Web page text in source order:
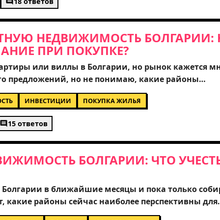
нужно понять, стоит ли сразу вкладывать
жилье, чтобы освоиться и оценить район
НЕДВИЖИМОСТЬ БОЛГАРИИ:
ПРИ ПОКУПКЕ?
или виллы в Болгарии, но рынок кажется
предложений, но не понимаю, какие районы
инвестиции. Подскажите, пожалуйста,
учесть при покупке, чтобы избежать проблем с
потенциал роста стоимости в Софии или
за советы опытных инвесторов.
ИНВЕСТИЦИИ ПОКУПКА ЖИЛЬЯ
15 ответов
БОЛГАРИИ: ЧТО
в ближайшие месяцы и пока только
районы сейчас наиболее перспективны для
Особенно хотелось бы узнать о